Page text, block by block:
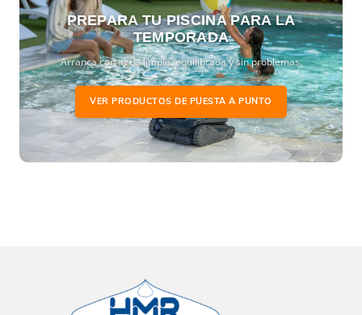
PREPARA TU PISCINA PARA LA
TEMPORADA
Arranca con agua limpia, equilibrada y sin problemas.
VER PRODUCTOS DE PUESTA A PUNTO